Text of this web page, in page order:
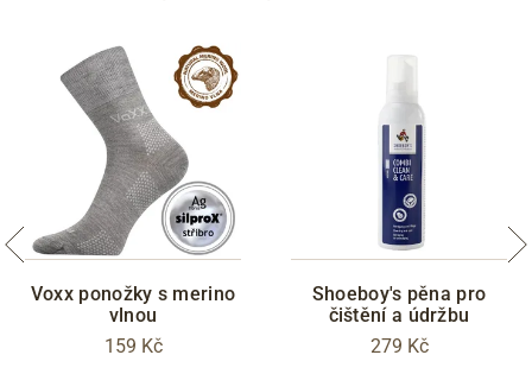
Voxx ponožky s merino
vlnou
159 Kč
Shoeboy's pěna pro
čištění a údržbu
279 Kč